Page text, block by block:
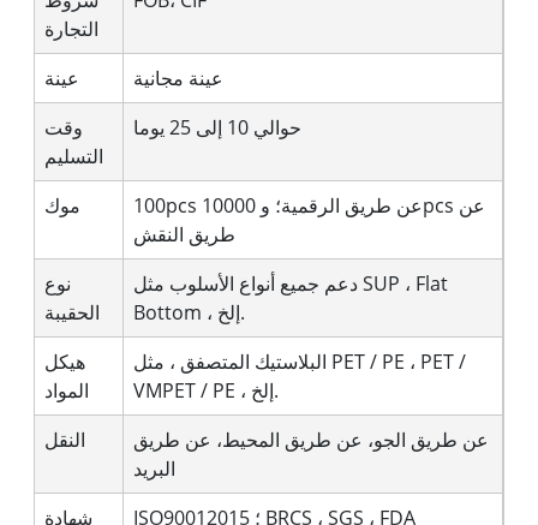
التجارة
عينة
عينة مجانية
وقت
التسليم
حوالي 10 إلى 25 يوما
موك
100pcs عن طريق الرقمية؛ و 10000pcs عن
طريق النقش
نوع
الحقيبة
دعم جميع أنواع الأسلوب مثل SUP ، Flat
Bottom ، إلخ.
هيكل
المواد
البلاستيك المتصفق ، مثل PET / PE ، PET /
VMPET / PE ، إلخ.
النقل
عن طريق الجو، عن طريق المحيط، عن طريق
البريد
شهادة
ISO90012015 ؛ BRCS ، SGS ، FDA